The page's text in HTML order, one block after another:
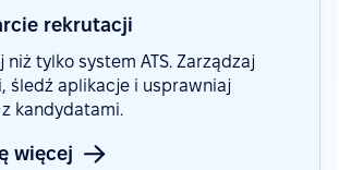
rekrutacji
niż tylko system ATS. Zarządzaj
śledź aplikacje i usprawniaj
kandydatami.
więcej